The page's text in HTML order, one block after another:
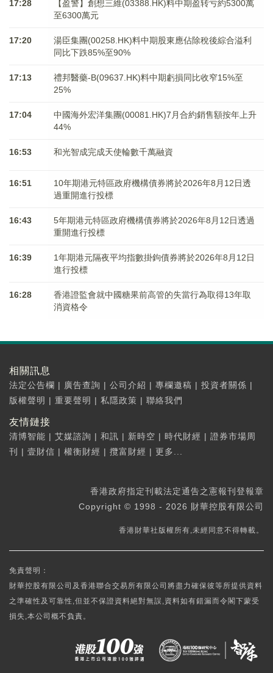
17:28
【盈警】創想三維(03388.HK)料中期盈转亏約5300萬
至6300萬元
17:20
湯臣集團(00258.HK)料中期股東應佔除稅後綜合溢利
同比下跌85%至90%
17:13
禮邦醫藥-B(09637.HK)料中期虧損同比收窄15%至
25%
17:04
中國海外宏洋集團(00081.HK)7月合約銷售額按年上升
44%
16:53 和光智成完成天使輪數千萬融資
16:51
10年期港元特區政府機構債券將於2026年8月12日透
過重開進行投標
16:43
5年期港元特區政府機構債券將於2026年8月12日透過
重開進行投標
16:39
1年期港元隔夜平均指數掛鉤債券將於2026年8月12日
進行投標
16:28
香港證監會就中國糖果前高管的失當行為取得13年取
消資格令
相關訊息
法定公告欄 | 廣告查詢 | 公司介紹 | 專欄邀稿 | 投資者關係 |
版權聲明 | 重要聲明 | 私隱政策 | 聯絡我們
友情鏈接
清博智能 | 艾媒諮詢 | 和訊 | 新時空 | 時代財經 | 證券市場周
刊
| 壹財信 | 權衡財經 | 攬富財經 | 更多...
香港政府指定刊載法定通告之憲報刊登報章
Copyright © 1998 - 2026 財華控股有限公司
香港財華社版權所有,未經同意不得轉載。
免責聲明：
財華控股有限公司及香港聯合交易所有限公司將盡力確保彼等所提供資料
之準確性及可靠性,但並不保證資料絕對無誤,資料如有錯漏而令閣下蒙受
損失,本公司概不負責。